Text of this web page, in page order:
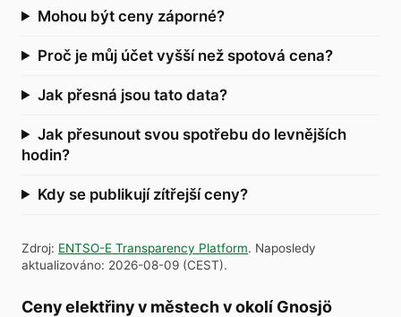
Mohou být ceny záporné?
Proč je můj účet vyšší než spotová cena?
Jak přesná jsou tato data?
Jak přesunout svou spotřebu do levnějších
hodin?
Kdy se publikují zítřejší ceny?
Zdroj: ENTSO-E Transparency Platform. Naposledy
aktualizováno: 2026-08-09 (CEST).
Ceny elektřiny v městech v okolí Gnosjö